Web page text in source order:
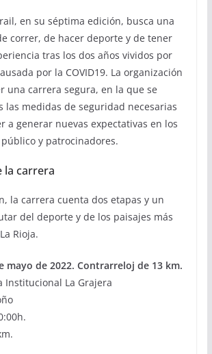
en su séptima edición, busca una
correr, de hacer deporte y de tener
tras los dos años vividos por
por la COVID19. La organización
una carrera segura, en la que se
las medidas de seguridad necesarias
a generar nuevas expectativas en los
y patrocinadores.
la carrera
la carrera cuenta dos etapas y un
del deporte y de los paisajes más
Rioja.
mayo de 2022. Contrarreloj de 13 km.
Institucional La Grajera